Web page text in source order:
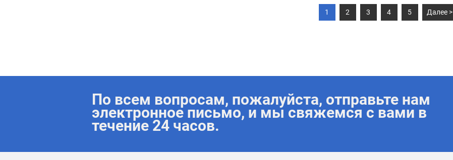
1 2 3 4 5 Далее >
По всем вопросам, пожалуйста, отправьте нам
электронное письмо, и мы свяжемся с вами в
течение 24 часов.